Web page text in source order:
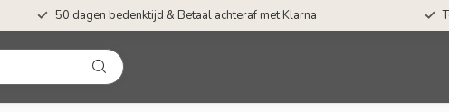
50 dagen bedenktijd & Betaal achteraf met Klarna